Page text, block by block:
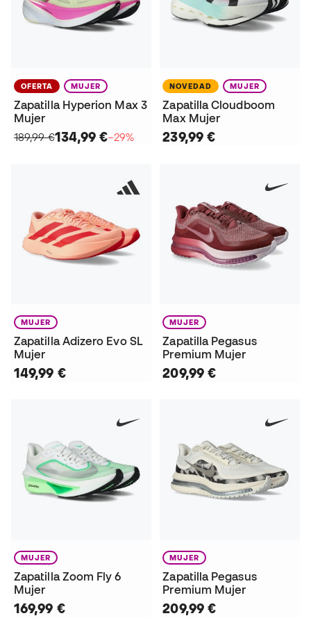
OFERTA MUJER
Zapatilla Hyperion Max 3
Mujer
189,99 €134,99 €−29%
NOVEDAD MUJER
Zapatilla Cloudboom
Max Mujer
239,99 €
MUJER
Zapatilla Adizero Evo SL
Mujer
149,99 €
MUJER
Zapatilla Pegasus
Premium Mujer
209,99 €
MUJER
Zapatilla Zoom Fly 6
Mujer
169,99 €
MUJER
Zapatilla Pegasus
Premium Mujer
209,99 €